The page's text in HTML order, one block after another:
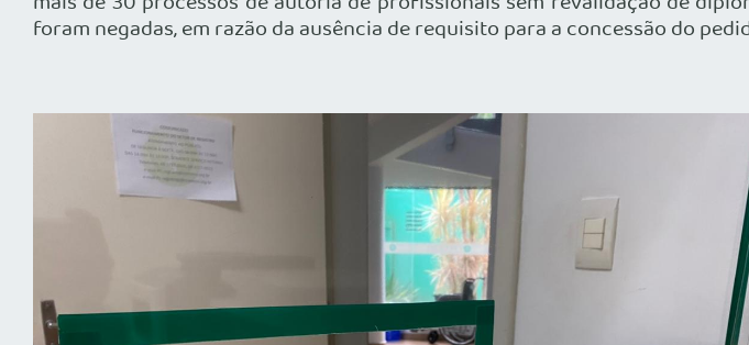
foram negadas, em razão da ausência de requisito para a concessão do